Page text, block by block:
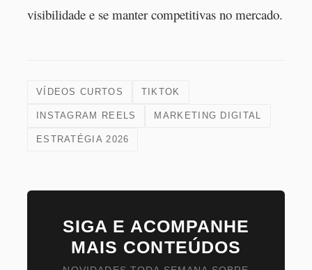
visibilidade e se manter competitivas no mercado.
VÍDEOS CURTOS TIKTOK
INSTAGRAM REELS MARKETING DIGITAL
ESTRATÉGIA 2026
SIGA E ACOMPANHE
MAIS CONTEÚDOS